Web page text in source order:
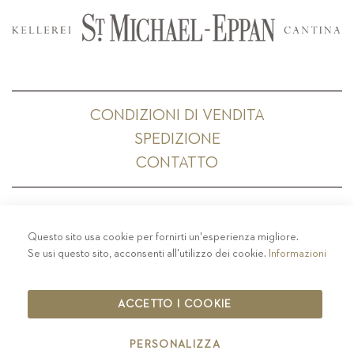
CONDIZIONI DI VENDITA
SPEDIZIONE
CONTATTO
PRIVACY-COLOPHON - COOKIE POLICY
CODICE ETICO
IT00126670215
Questo sito usa cookie per fornirti un'esperienza migliore.
Se usi questo sito, acconsenti all'utilizzo dei cookie. Informazioni
ACCETTO I COOKIE
PERSONALIZZA